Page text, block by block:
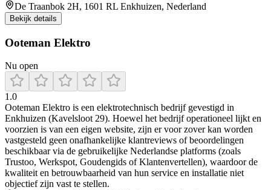
De Traanbok 2H, 1601 RL Enkhuizen, Nederland
Bekijk details
Ooteman Elektro
Nu open
1.0
Ooteman Elektro is een elektrotechnisch bedrijf gevestigd in
Enkhuizen (Kavelsloot 29). Hoewel het bedrijf operationeel lijkt en
voorzien is van een eigen website, zijn er voor zover kan worden
vastgesteld geen onafhankelijke klantreviews of beoordelingen
beschikbaar via de gebruikelijke Nederlandse platforms (zoals
Trustoo, Werkspot, Goudengids of Klantenvertellen), waardoor de
kwaliteit en betrouwbaarheid van hun service en installatie niet
objectief zijn vast te stellen.